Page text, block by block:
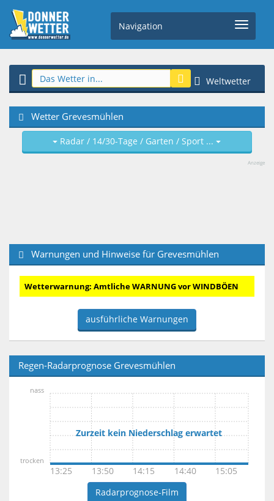
Navigation
Weltwetter
Wetter Grevesmühlen
Radar / 14/30-Tage / Garten / Sport ...
Anzeige
Warnungen und Hinweise für Grevesmühlen
Wetterwarnung: Amtliche WARNUNG vor WINDBÖEN
ausführliche Warnungen
Regen-Radarprognose Grevesmühlen
Zurzeit kein Niederschlag erwartet
13:25 13:50 14:15 14:40 15:05
trocken
nass
Radarprognose-Film